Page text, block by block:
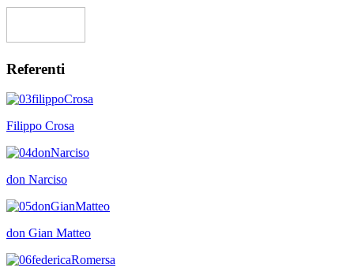
Referenti
Filippo Crosa
don Narciso
don Gian Matteo